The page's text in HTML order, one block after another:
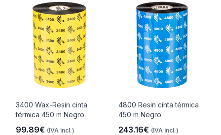
3400 Wax-Resin cinta
térmica 450 m Negro
99.89€ (IVA incl.)
4800 Resin cinta térmica
450 m Negro
243.16€ (IVA incl.)